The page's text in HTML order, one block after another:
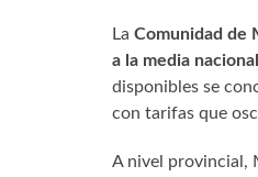
La Comunidad de
a la media
disponibles se
con tarifas que
A nivel provincial,